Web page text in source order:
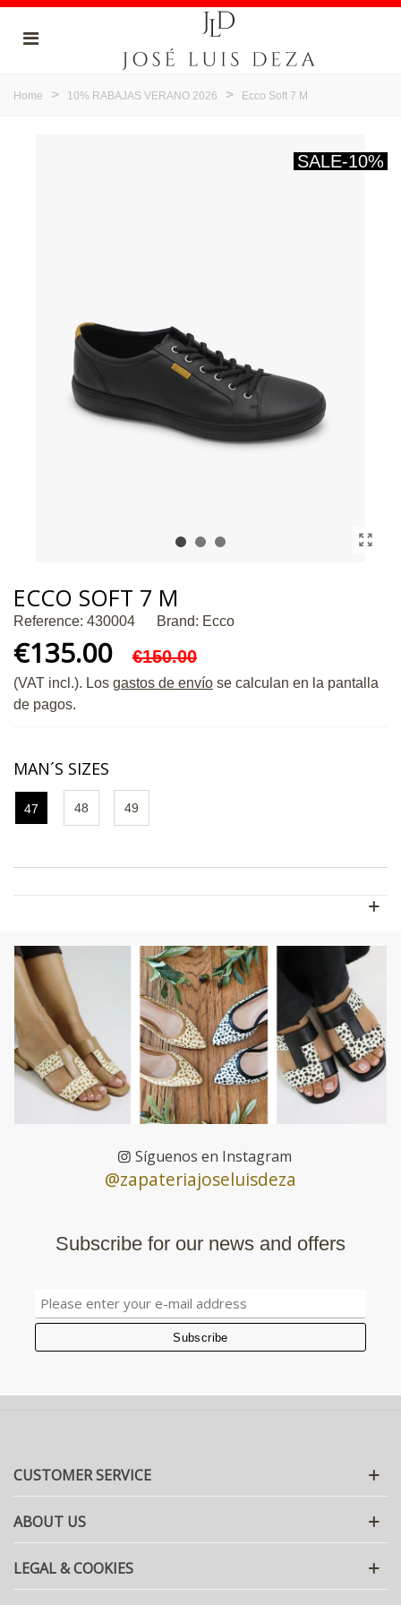
Home > 10% RABAJAS VERANO 2026 > Ecco Soft 7 M
SALE-10%
ECCO SOFT 7 M
Reference: 430004 Brand: Ecco
€135.00 €150.00
(VAT incl.). Los gastos de envío se calculan en la pantalla
de pagos.
MAN´S SIZES
47 48 49
Síguenos en Instagram
@zapateriajoseluisdeza
Subscribe for our news and offers
CUSTOMER SERVICE
ABOUT US
LEGAL & COOKIES